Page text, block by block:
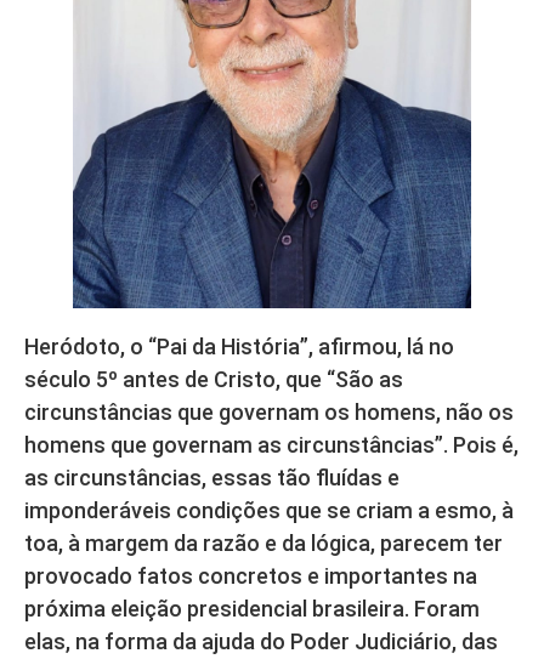
Heródoto, o “Pai da História”, afirmou, lá no
século 5º antes de Cristo, que “São as
circunstâncias que governam os homens, não os
homens que governam as circunstâncias”. Pois é,
as circunstâncias, essas tão fluídas e
imponderáveis condições que se criam a esmo, à
toa, à margem da razão e da lógica, parecem ter
provocado fatos concretos e importantes na
próxima eleição presidencial brasileira. Foram
elas, na forma da ajuda do Poder Judiciário, das